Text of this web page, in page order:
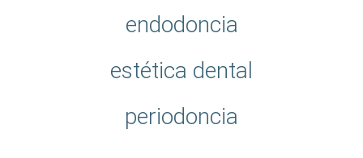
endodoncia
estética dental
periodoncia